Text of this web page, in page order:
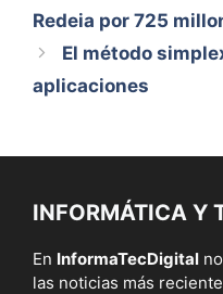
Redeia por 725
El método
aplicaciones
INFORMÁTICA Y
En InformaTecDigital
las noticias más